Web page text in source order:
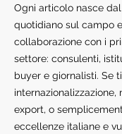
Ogni articolo nasce
quotidiano sul campo
collaborazione con i
settore: consulenti,
buyer e giornalisti. Se
internazionalizzazione,
export, o
eccellenze italiane e